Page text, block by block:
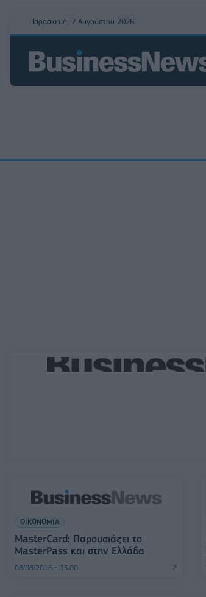
Παρασκευή, 7 Αυγούστου 2026
ΟΙΚΟΝΟΜΙΑ
MasterCard: Παρουσιάζει το
MasterPass και στην Ελλάδα
08/06/2016 - 03:00